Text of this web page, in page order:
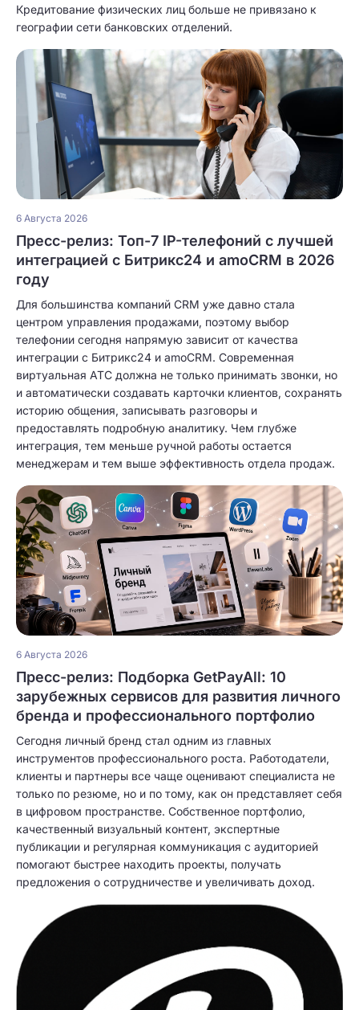
Кредитование физических лиц больше не привязано к
географии сети банковских отделений.
6 Августа 2026
Пресс-релиз: Топ-7 IP-телефоний с лучшей
интеграцией с Битрикс24 и amoCRM в 2026
году
Для большинства компаний CRM уже давно стала
центром управления продажами, поэтому выбор
телефонии сегодня напрямую зависит от качества
интеграции с Битрикс24 и amoCRM. Современная
виртуальная АТС должна не только принимать звонки, но
и автоматически создавать карточки клиентов, сохранять
историю общения, записывать разговоры и
предоставлять подробную аналитику. Чем глубже
интеграция, тем меньше ручной работы остается
менеджерам и тем выше эффективность отдела продаж.
6 Августа 2026
Пресс-релиз: Подборка GetPayAll: 10
зарубежных сервисов для развития личного
бренда и профессионального портфолио
Сегодня личный бренд стал одним из главных
инструментов профессионального роста. Работодатели,
клиенты и партнеры все чаще оценивают специалиста не
только по резюме, но и по тому, как он представляет себя
в цифровом пространстве. Собственное портфолио,
качественный визуальный контент, экспертные
публикации и регулярная коммуникация с аудиторией
помогают быстрее находить проекты, получать
предложения о сотрудничестве и увеличивать доход.